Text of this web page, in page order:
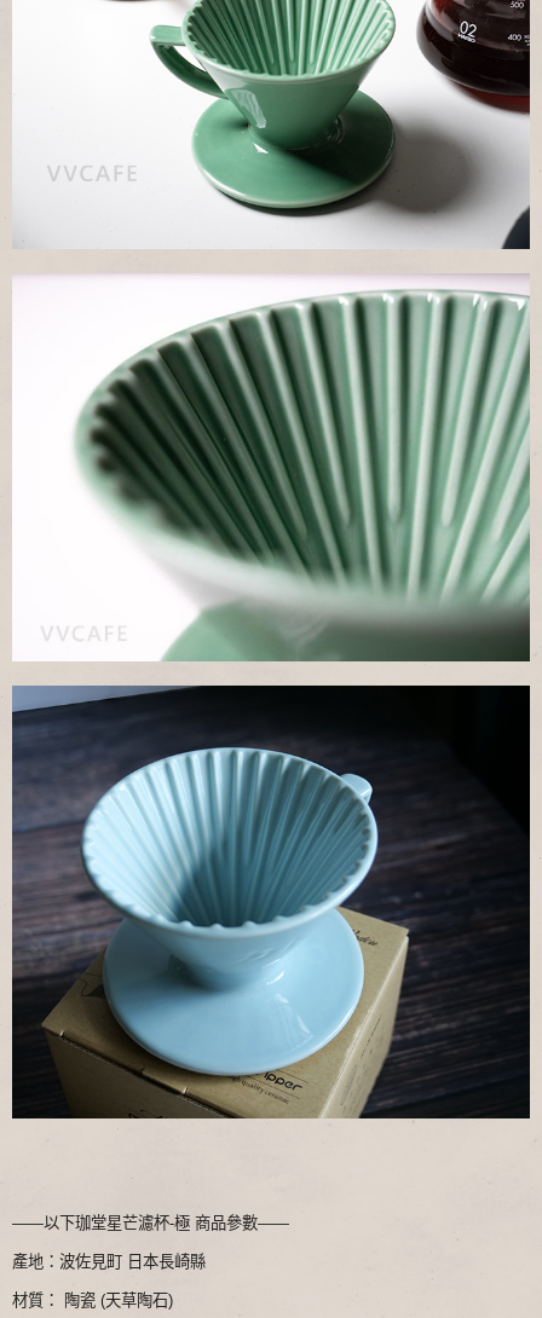
——以下珈堂星芒濾杯-極 商品參數——
產地：波佐見町 日本長崎縣
材質： 陶瓷 (天草陶石)